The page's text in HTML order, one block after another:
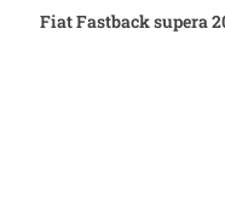
Fiat Fastback supera